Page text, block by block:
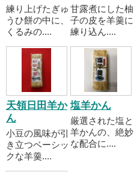
練り上げたぎゅ
うひ餅の中に、
くるみの....
甘露煮にした柚
子の皮を羊羹に
練り込ん....
天領日田羊か
ん
小豆の風味が引
き立つベーシッ
クな羊羹....
塩羊かん
厳選された塩と
羊かんの、絶妙
な配合に....